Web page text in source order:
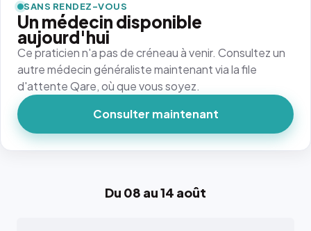
Du 08 au 14 août
SANS RENDEZ-VOUS
Un médecin disponible
aujourd'hui
Ce praticien n'a pas de créneau à venir. Consultez un
autre médecin généraliste maintenant via la file
d'attente Qare, où que vous soyez.
Consulter maintenant